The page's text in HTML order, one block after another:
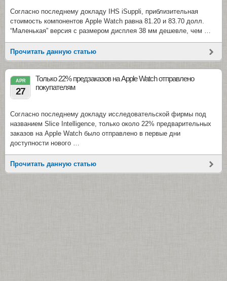
Согласно последнему докладу IHS iSuppli, приблизительная
стоимость компонентов Apple Watch равна 81.20 и 83.70 долл.
“Маленькая” версия с размером дисплея 38 мм дешевле, чем …
Прочитать данную статью
APR
27
Только 22% предзаказов на Apple Watch отправлено
покупателям
Согласно последнему докладу исследовательской фирмы под
названием Slice Intelligence, только около 22% предварительных
заказов на Apple Watch было отправлено в первые дни
доступности нового …
Прочитать данную статью